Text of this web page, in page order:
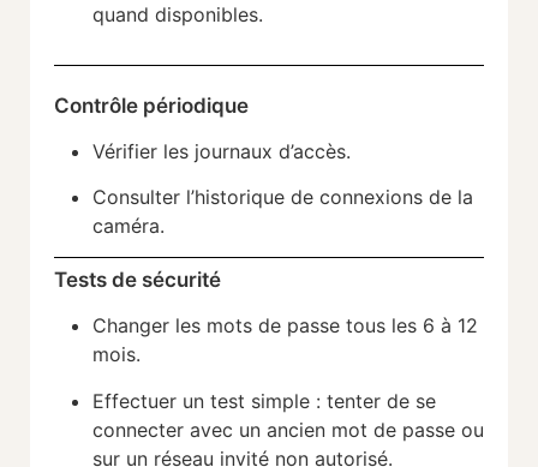
quand disponibles.
Contrôle périodique
Vérifier les journaux d’accès.
Consulter l’historique de connexions de la
caméra.
Tests de sécurité
Changer les mots de passe tous les 6 à 12
mois.
Effectuer un test simple : tenter de se
connecter avec un ancien mot de passe ou
sur un réseau invité non autorisé.